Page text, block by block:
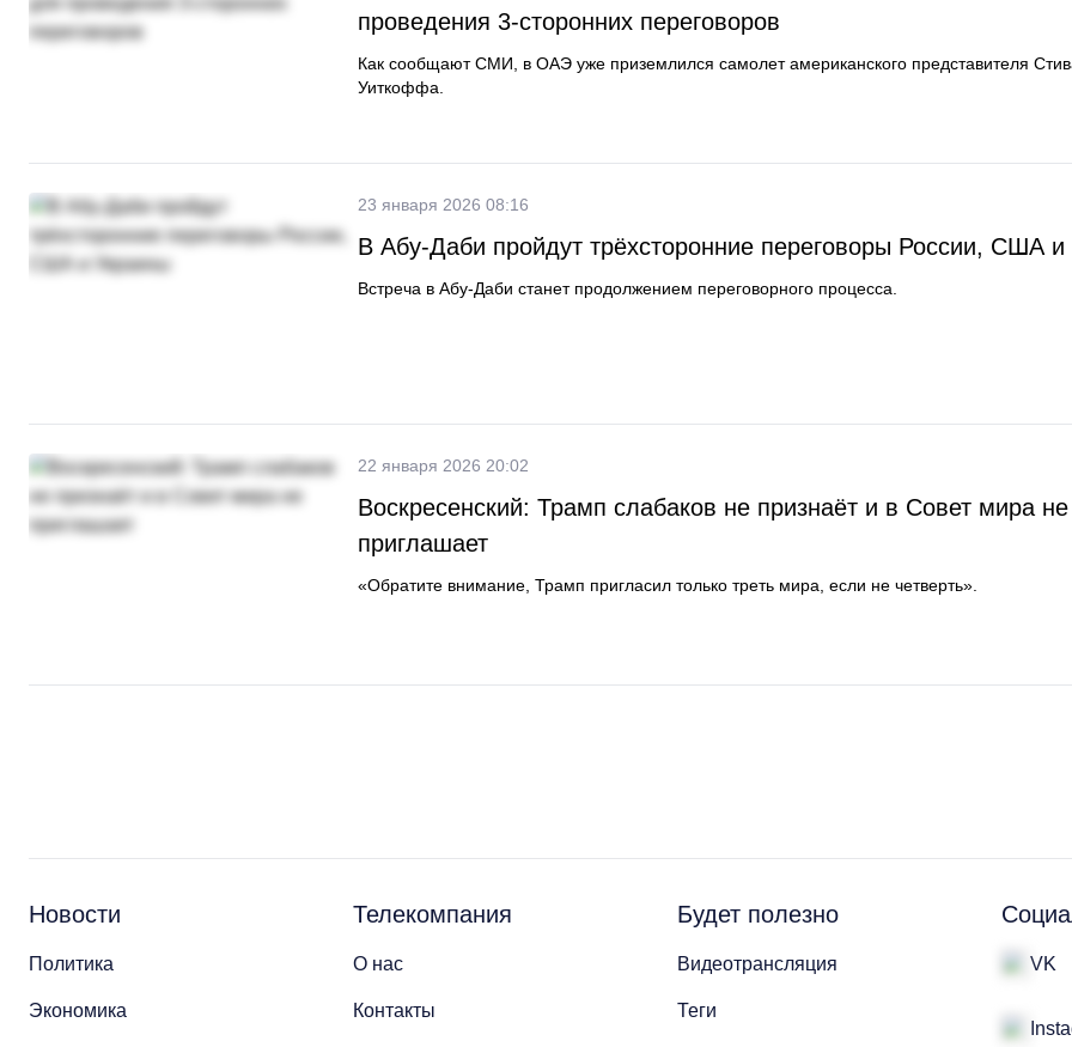
проведения 3-сторонних переговоров
Как сообщают СМИ, в ОАЭ уже приземлился самолет американского представителя
Уиткоффа.
23 января 2026 08:16
В Абу-Даби пройдут трёхсторонние переговоры России, США
Встреча в Абу-Даби станет продолжением переговорного процесса.
22 января 2026 20:02
Воскресенский: Трамп слабаков не признаёт и в Совет мира не
приглашает
«Обратите внимание, Трамп пригласил только треть мира, если не четверть».
Новости
Политика
Экономика
Телекомпания
О нас
Контакты
Будет полезно
Видеотрансляция
Теги
VK